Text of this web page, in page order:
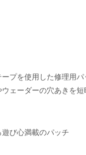
プを使用した修理用パ
ェーダーの穴あきを
び心満載のパッチ